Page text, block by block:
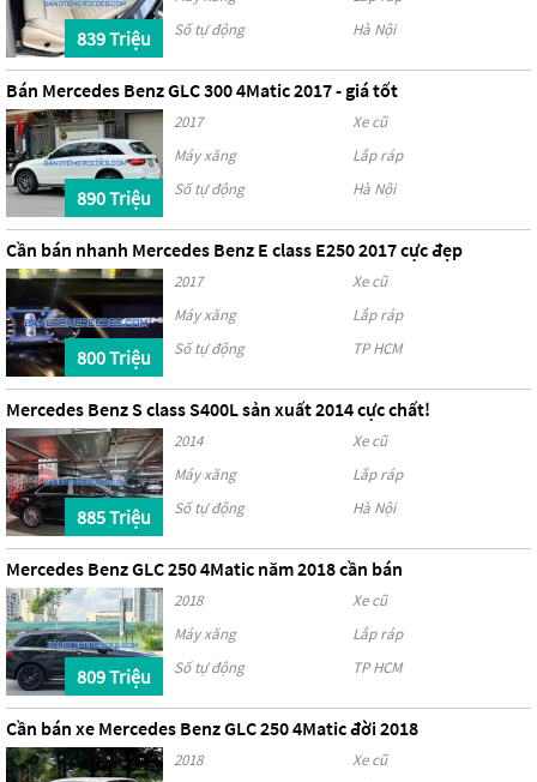
839 Triệu
Số tự động
Hà Nội
Bán Mercedes Benz GLC 300 4Matic 2017 - giá tốt
890 Triệu
2017
Xe cũ
Máy xăng
Lắp ráp
Số tự động
Hà Nội
Cần bán nhanh Mercedes Benz E class E250 2017 cực đẹp
800 Triệu
2017
Xe cũ
Máy xăng
Lắp ráp
Số tự động
TP HCM
Mercedes Benz S class S400L sản xuất 2014 cực chất!
885 Triệu
2014
Xe cũ
Máy xăng
Lắp ráp
Số tự động
Hà Nội
Mercedes Benz GLC 250 4Matic năm 2018 cần bán
809 Triệu
2018
Xe cũ
Máy xăng
Lắp ráp
Số tự động
TP HCM
Cần bán xe Mercedes Benz GLC 250 4Matic đời 2018
2018
Xe cũ